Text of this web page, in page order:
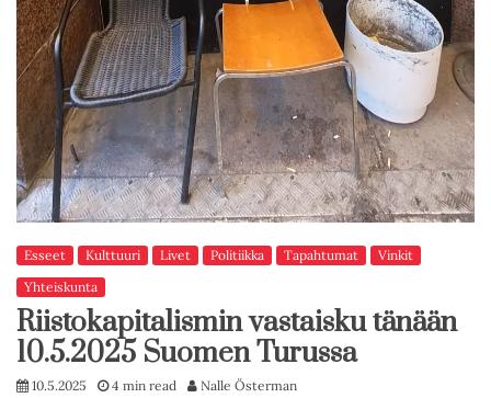
Esseet Kulttuuri Livet Politiikka Tapahtumat
Vinkit
Yhteiskunta
Riistokapitalismin vastaisku tänään
10.5.2025 Suomen Turussa
10.5.2025 4 min read Nalle Österman